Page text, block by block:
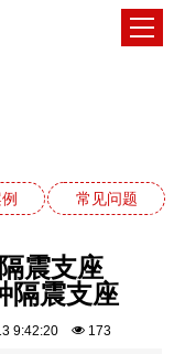
常见问题
震支座
隔震支座
9:42:20 173